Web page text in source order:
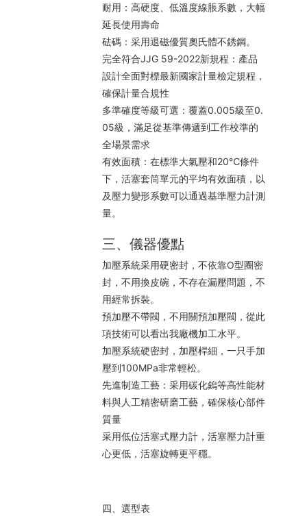
耐用：高硬度、低溫度線脹系數，大幅
延長使用壽命
砝碼：采用退磁優質奧氏體不銹鋼。
完全符合JJG 59-2022新規程：產品
設計全面對標最新國家計量檢定規程，
確保計量合規性
多準確度等級可選：覆蓋0.005級至0.
05級，滿足從基準傳遞到工作校準的
全場景需求
有效面積：在標準大氣壓和20℃條件
下，活塞套筒單元的平均有效面積，以
及壓力變形系數可以通過基準壓力計測
量。
三、儀器優點
加壓系統采用硬密封，不依靠O型圈密
封，不用換皮碗，不存在漏壓問題，不
用經常拆裝。
預加壓不帶閥，不用關預加壓閥，從此
項技術可以看出我廠機加工水平。
加壓系統硬密封，加壓桿細，一只手加
壓到100MPa非常輕松。
先進制造工藝：采用碳化鎢等高性能材
料與人工精密研磨工藝，確保核心部件
質量
采用低位活塞式壓力計，活塞壓力計重
心更低，活塞旋轉更平穩。
四、選型表